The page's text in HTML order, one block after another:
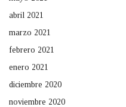
abril 2021
marzo 2021
febrero 2021
enero 2021
diciembre 2020
noviembre 2020